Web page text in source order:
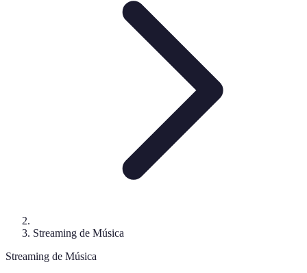
Streaming de Música
Streaming de Música